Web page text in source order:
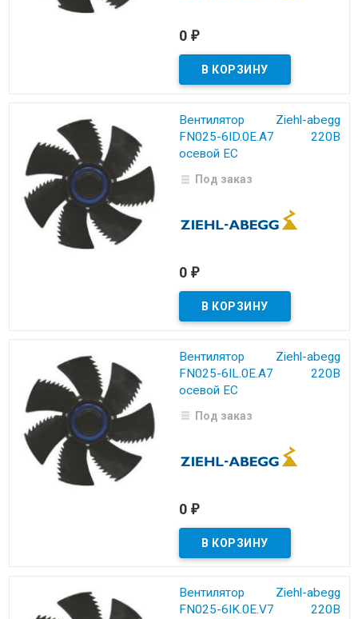
0 ₽
Вентилятор Ziehl-abegg
FN025-6ID.0E.A7 220B
осевой EC
Под заказ
0 ₽
Вентилятор Ziehl-abegg
FN025-6IL.0E.A7 220B
осевой EC
Под заказ
0 ₽
Вентилятор Ziehl-abegg
FN025-6IK.0E.V7 220B